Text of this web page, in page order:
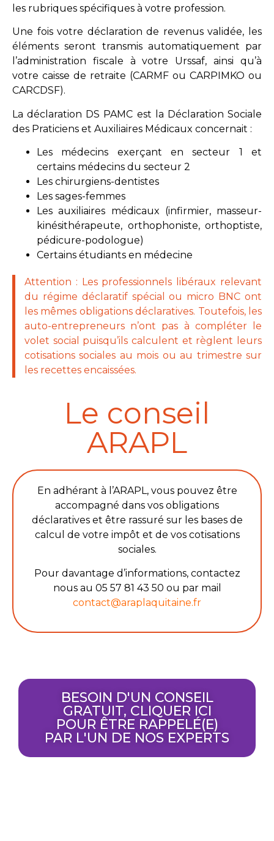
les rubriques spécifiques à votre profession.
Une fois votre déclaration de revenus validée, les
éléments seront transmis automatiquement par
l’administration fiscale à votre Urssaf, ainsi qu’à
votre caisse de retraite (CARMF ou CARPIMKO ou
CARCDSF).
La déclaration DS PAMC est la Déclaration Sociale
des Praticiens et Auxiliaires Médicaux concernait :
Les médecins exerçant en secteur 1 et
certains médecins du secteur 2
Les chirurgiens-dentistes
Les sages-femmes
Les auxiliaires médicaux (infirmier, masseur-
kinésithérapeute, orthophoniste, orthoptiste,
pédicure-podologue)
Certains étudiants en médecine
Attention : Les professionnels libéraux relevant
du régime déclaratif spécial ou micro BNC ont
les mêmes obligations déclaratives. Toutefois, les
auto-entrepreneurs n’ont pas à compléter le
volet social puisqu’ils calculent et règlent leurs
cotisations sociales au mois ou au trimestre sur
les recettes encaissées.
Le conseil
ARAPL
En adhérant à l’ARAPL, vous pouvez être
accompagné dans vos obligations
déclaratives et être rassuré sur les bases de
calcul de votre impôt et de vos cotisations
sociales.
Pour davantage d’informations, contactez
nous au 05 57 81 43 50 ou par mail
contact@araplaquitaine.fr
BESOIN D'UN CONSEIL
GRATUIT, CLIQUER ICI
POUR ÊTRE RAPPELÉ(E)
PAR L'UN DE NOS EXPERTS